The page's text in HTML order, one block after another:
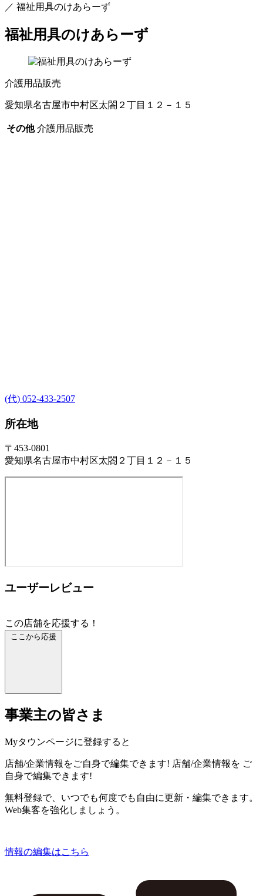
／ 福祉用具のけあらーず
福祉用具のけあらーず
介護用品販売
愛知県名古屋市中村区太閤２丁目１２－１５
その他 介護用品販売
(代) 052-433-2507
所在地
〒453-0801
愛知県名古屋市中村区太閤２丁目１２－１５
ユーザーレビュー
この店舗を応援する！
ここから応援
事業主の皆さま
Myタウンページに登録すると
店舗/企業情報をご自身で編集できます! 店舗/企業情報を ご
自身で編集できます!
無料登録で、いつでも何度でも自由に更新・編集できます。
Web集客を強化しましょう。
情報の編集はこちら